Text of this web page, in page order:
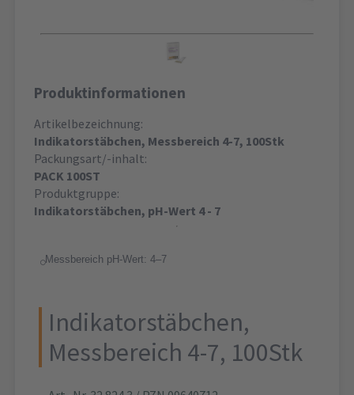
Produktinformationen
Artikelbezeichnung:
Indikatorstäbchen, Messbereich 4-7, 100Stk
Packungsart/-inhalt:
PACK 100ST
Produktgruppe:
Indikatorstäbchen, pH-Wert 4 - 7
Messbereich pH-Wert: 4‒7
Indikatorstäbchen,
Messbereich 4-7, 100Stk